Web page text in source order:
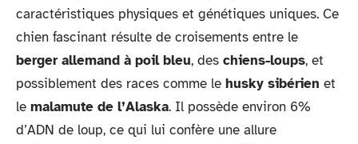
caractéristiques physiques et génétiques uniques. Ce
chien fascinant résulte de croisements entre le
berger allemand à poil bleu, des chiens-loups, et
possiblement des races comme le husky sibérien et
le malamute de l’Alaska. Il possède environ 6%
d’ADN de loup, ce qui lui confère une allure